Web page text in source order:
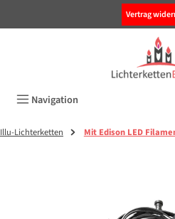
Vertrag
Navigation
Illu-Lichterketten Mit Edison LED